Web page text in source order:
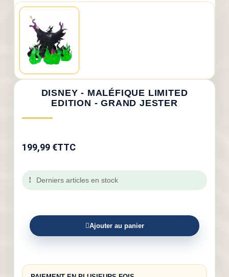
DISNEY - MALÉFIQUE LIMITED
EDITION - GRAND JESTER
199,99 €TTC
Derniers articles en stock
Ajouter au panier